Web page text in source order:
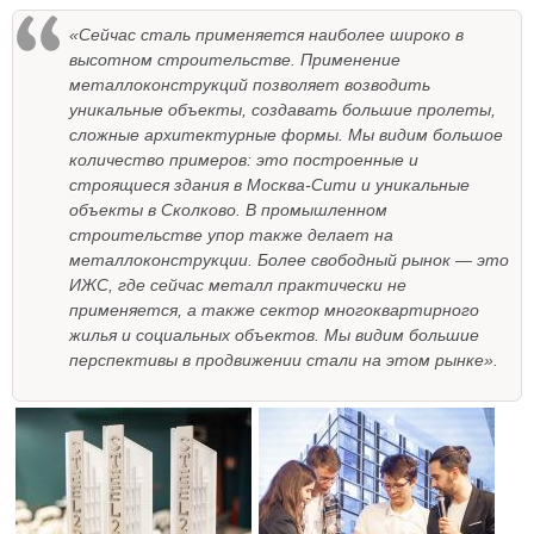
«Сейчас сталь применяется наиболее широко в
высотном строительстве. Применение
металлоконструкций позволяет возводить
уникальные объекты, создавать большие пролеты,
сложные архитектурные формы. Мы видим большое
количество примеров: это построенные и
строящиеся здания в Москва-Сити и уникальные
объекты в Сколково. В промышленном
строительстве упор также делает на
металлоконструкции. Более свободный рынок — это
ИЖС, где сейчас металл практически не
применяется, а также сектор многоквартирного
жилья и социальных объектов. Мы видим большие
перспективы в продвижении стали на этом рынке».